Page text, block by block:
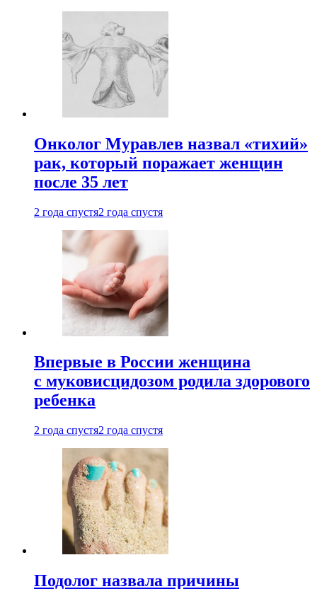
Онколог Муравлев назвал «тихий»
рак, который поражает женщин
после 35 лет
2 года спустя2 года спустя
Впервые в России женщина
с муковисцидозом родила здорового
ребенка
2 года спустя2 года спустя
Подолог назвала причины